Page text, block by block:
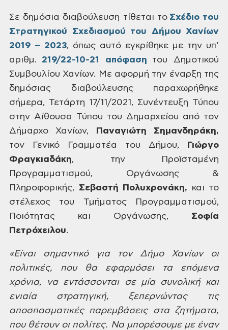
Σε δημόσια διαβούλευση τίθεται το Σχέδιοτου
Στρατηγικού Σχεδιασμού του Δήμου Χανίων
2019 – 2023, όπως αυτό εγκρίθηκε με την υπ’
αριθμ. 219/22-10-21 απόφαση του Δημοτικού
Συμβουλίου Χανίων. Με αφορμή την έναρξη της
δημόσιας διαβούλευσηςπαραχωρήθηκε
σήμερα, Τετάρτη 17/11/2021, Συνέντευξη Τύπου
στην Αίθουσα Τύπου του Δημαρχείου από τον
Δήμαρχο Χανίων,
Παναγιώτη Σημανδηράκη,
τον Γενικό Γραμματέα του Δήμου,
Γιώργο
Φραγκιαδάκη, την Προϊσταμένη
Προγραμματισμού, Οργάνωσης&
Πληροφορικής, Σεβαστή Πολυχρονάκη, και το
στέλεχος του Τμήματος Προγραμματισμού,
Ποιότητας και Οργάνωσης, Σοφία
Πετρόχειλου.
«Είναισημαντικό για τον Δήμο Χανίων οι
πολιτικές, που θα εφαρμόσει τα επόμενα
χρόνια, να εντάσσονται σε μία συνολική και
ενιαία στρατηγική, ξεπερνώντας τις
αποσπασματικές παρεμβάσεις στα ζητήματα,
που θέτουν οι πολίτες. Να μπορέσουμεμε έναν